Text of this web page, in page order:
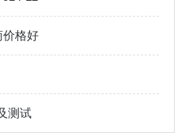
价格好
测试